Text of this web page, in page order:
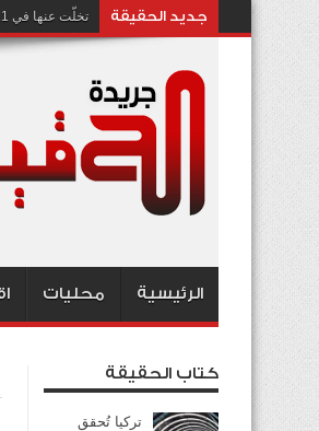
جديد الحقيقة تخلّت عنها في 2021.. ميتا تعيد إحياء تقنية تثير الجدل بشأن انتهاك الخصوصية
الرئيسية محليات
كتاب الحقيقة
تركيا تُحقق